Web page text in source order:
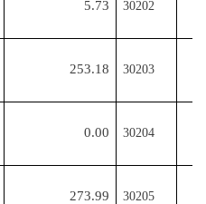
5.73 30202
253.18 30203
0.00 30204
273.99 30205